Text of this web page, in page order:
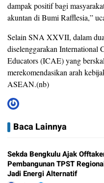
dampak positif bagi
akuntan di Bumi Rafflesia,”
Selain SNA XXVII, dalam
diselenggarakan International
Educators (ICAE) yang
merekomendasikan arah
ASEAN.(nb)
Baca Lainnya
Sekda Bengkulu Ajak
Pembangunan TPST
Jadi Energi Alternatif